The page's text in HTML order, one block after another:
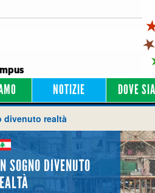
NOTIZIE DOVE
divenuto realtà
SOGNO DIVENUTO